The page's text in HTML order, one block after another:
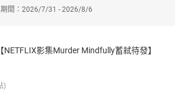
並針對本事件蒐集相關中、英文檔案記
、人物關係，並還原毛邦初抗命一案全貌。
、中美關係……
間：2026/7/31 - 2026/8/6
NETFLIX影集Murder Mindfully蓄弒待發】
)